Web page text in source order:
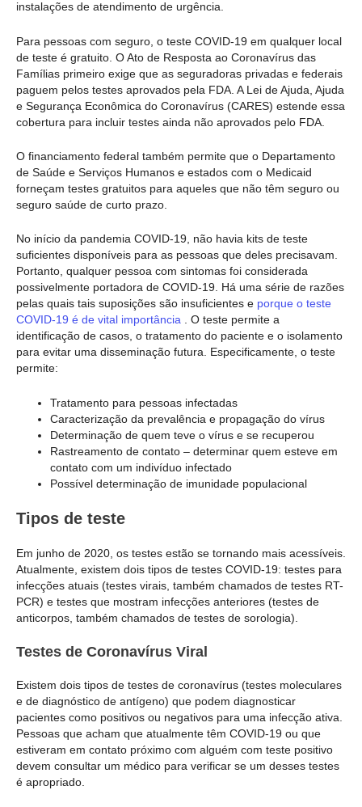
instalações de atendimento de urgência.
Para pessoas com seguro, o teste COVID-19 em qualquer local
de teste é gratuito. O Ato de Resposta ao Coronavírus das
Famílias primeiro exige que as seguradoras privadas e federais
paguem pelos testes aprovados pela FDA. A Lei de Ajuda, Ajuda
e Segurança Econômica do Coronavírus (CARES) estende essa
cobertura para incluir testes ainda não aprovados pelo FDA.
O financiamento federal também permite que o Departamento
de Saúde e Serviços Humanos e estados com o Medicaid
forneçam testes gratuitos para aqueles que não têm seguro ou
seguro saúde de curto prazo.
No início da pandemia COVID-19, não havia kits de teste
suficientes disponíveis para as pessoas que deles precisavam.
Portanto, qualquer pessoa com sintomas foi considerada
possivelmente portadora de COVID-19. Há uma série de razões
pelas quais tais suposições são insuficientes e porque o teste
COVID-19 é de vital importância . O teste permite a
identificação de casos, o tratamento do paciente e o isolamento
para evitar uma disseminação futura. Especificamente, o teste
permite:
Tratamento para pessoas infectadas
Caracterização da prevalência e propagação do vírus
Determinação de quem teve o vírus e se recuperou
Rastreamento de contato – determinar quem esteve em
contato com um indivíduo infectado
Possível determinação de imunidade populacional
Tipos de teste
Em junho de 2020, os testes estão se tornando mais acessíveis.
Atualmente, existem dois tipos de testes COVID-19: testes para
infecções atuais (testes virais, também chamados de testes RT-
PCR) e testes que mostram infecções anteriores (testes de
anticorpos, também chamados de testes de sorologia).
Testes de Coronavírus Viral
Existem dois tipos de testes de coronavírus (testes moleculares
e de diagnóstico de antígeno) que podem diagnosticar
pacientes como positivos ou negativos para uma infecção ativa.
Pessoas que acham que atualmente têm COVID-19 ou que
estiveram em contato próximo com alguém com teste positivo
devem consultar um médico para verificar se um desses testes
é apropriado.